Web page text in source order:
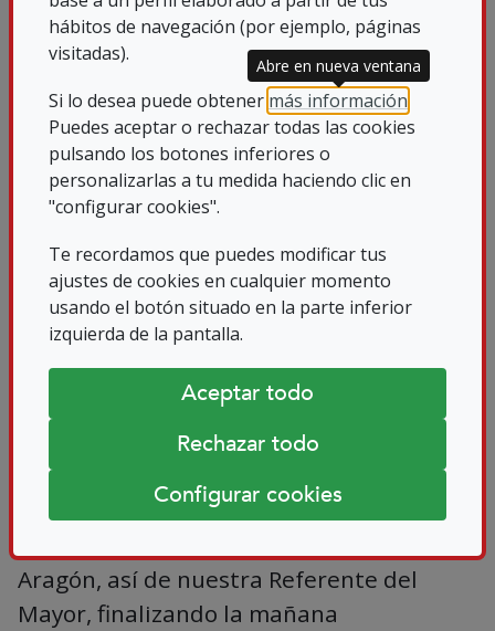
hábitos de navegación (por ejemplo, páginas
visitadas).
Si lo desea puede obtener más información
Puedes aceptar o rechazar todas las cookies
pulsando los botones inferiores o
personalizarlas a tu medida haciendo clic en
"configurar cookies".
Te recordamos que puedes modificar tus
ajustes de cookies en cualquier momento
usando el botón situado en la parte inferior
izquierda de la pantalla.
Aceptar todo
Rechazar todo
Configurar cookies
Abre en nueva ventana
recibidas por los miembros de la C.S.A y,
que, por su interés, desde la Comisión
Estatal se ha decidido acercar en los
próximos meses a todos los socios.
finalización de las obras en nuestro Hotel
ILUNION Romareda para poder
conmemorar el aniversario de SUPO
teniendo previsto su celebración en
Recibimos puntual información por parte
Aragón, así de nuestra Referente del
Mayor, finalizando la mañana